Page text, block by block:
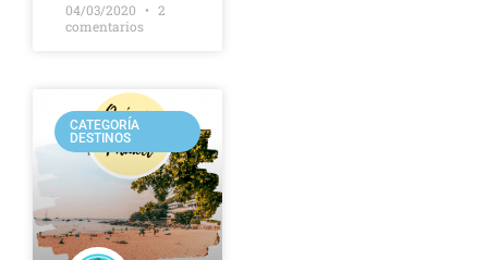
04/03/2020
2
comentarios
CATEGORÍA
DESTINOS